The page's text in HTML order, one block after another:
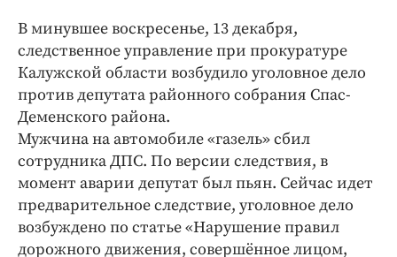
Недвижимость и ЖКХ
Образование
Общество
Погода
Праздники
Происшествия
Спорт
Экономика и бизнес
В минувшее воскресенье, 13 декабря,
следственное управление при прокуратуре
Калужской области возбудило уголовное дело
против депутата районного собрания Спас-
Деменского района.
Мужчина на автомобиле «газель» сбил
сотрудника ДПС. По версии следствия, в
момент аварии депутат был пьян. Сейчас идет
предварительное следствие, уголовное дело
возбуждено по статье «Нарушение правил
дорожного движения, совершённое лицом,